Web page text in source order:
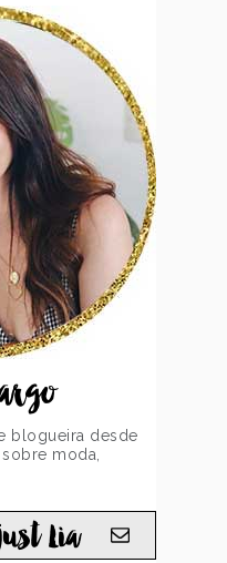
blogueira desde
moda,
Lia